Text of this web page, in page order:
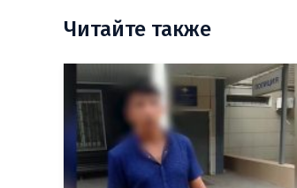
Читайте также